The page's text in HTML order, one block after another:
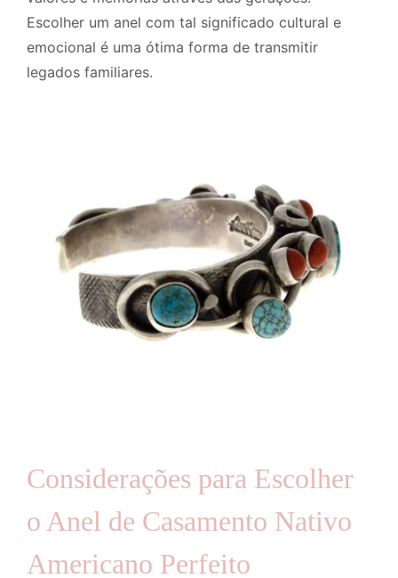
Escolher um anel com tal significado cultural e
emocional é uma ótima forma de transmitir
legados familiares.
Considerações para Escolher
o Anel de Casamento Nativo
Americano Perfeito